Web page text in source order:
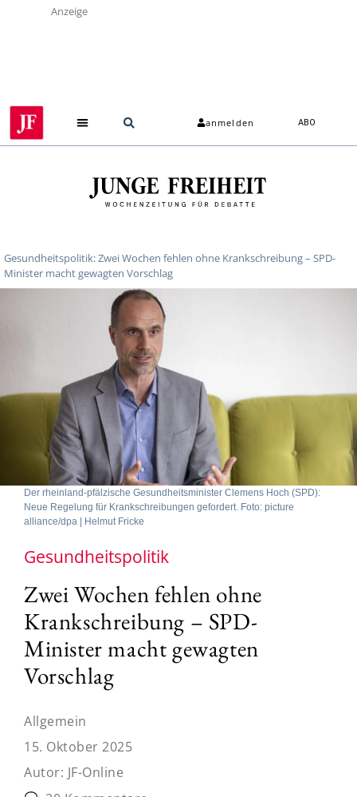
Anzeige
anmelden ABO
Gesundheitspolitik: Zwei Wochen fehlen ohne Krankschreibung – SPD-
Minister macht gewagten Vorschlag
Der rheinland-pfälzische Gesundheitsminister Clemens Hoch (SPD):
Neue Regelung für Krankschreibungen gefordert. Foto: picture
alliance/dpa | Helmut Fricke
Gesundheitspolitik
Zwei Wochen fehlen ohne
Krankschreibung – SPD-
Minister macht gewagten
Vorschlag
Allgemein
15. Oktober 2025
Autor: JF-Online